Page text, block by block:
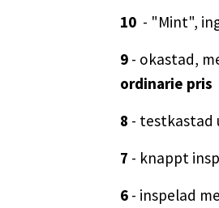
10 - "Mint",
9 - okastad,
ordinarie pris
8 - testkastad
7 - knappt
6 - inspelad